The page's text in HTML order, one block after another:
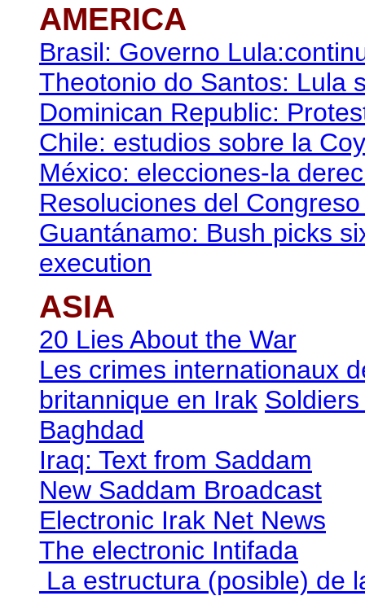
AMERICA
Brasil: Governo
Theotonio do Santos: Lula
Dominican Republic:
Chile: estudios sobre la
México: elecciones-la
Resoluciones del
Guantánamo: Bush picks
execution
ASIA
20 Lies About the War
Les crimes internationaux
britannique en Irak
Baghdad
Iraq: Text from Saddam
New Saddam Broadcast
Electronic Irak Net News
The electronic Intifada
La estructura (posible) de